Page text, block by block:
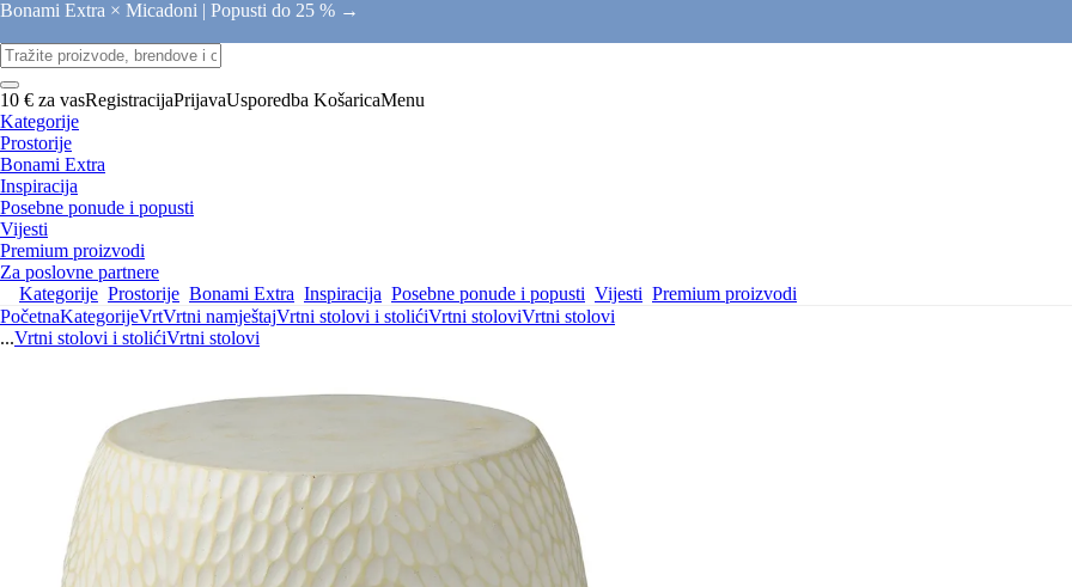
Bonami Extra × Micadoni | Popusti do 25 % →
10 € za vasRegistracijaPrijavaUsporedba KošaricaMenu
Kategorije
Prostorije
Bonami Extra
Inspiracija
Posebne ponude i popusti
Vijesti
Premium proizvodi
Za poslovne partnere
Kategorije Prostorije Bonami Extra Inspiracija Posebne ponude i popusti Vijesti Premium proizvodi
PočetnaKategorijeVrtVrtni namještajVrtni stolovi i stolićiVrtni stoloviVrtni stolovi
...Vrtni stolovi i stolićiVrtni stolovi